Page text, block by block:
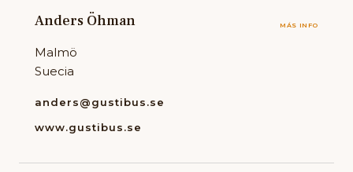
Anders Öhman MÁS INFO
Malmö
Suecia
anders@gustibus.se
www.gustibus.se